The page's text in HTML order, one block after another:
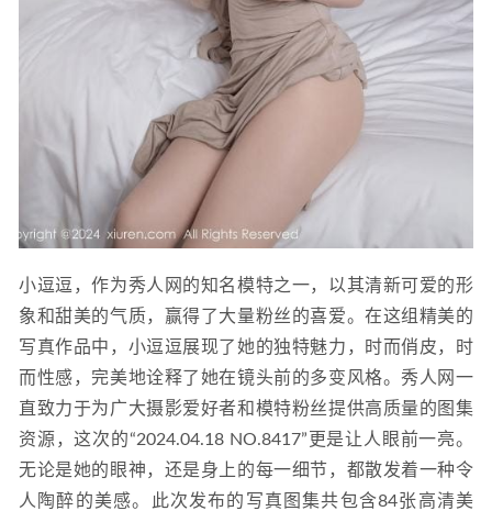
小逗逗，作为秀人网的知名模特之一，以其清新可爱的形
象和甜美的气质，赢得了大量粉丝的喜爱。在这组精美的
写真作品中，小逗逗展现了她的独特魅力，时而俏皮，时
而性感，完美地诠释了她在镜头前的多变风格。秀人网一
直致力于为广大摄影爱好者和模特粉丝提供高质量的图集
资源，这次的“2024.04.18 NO.8417”更是让人眼前一亮。
无论是她的眼神，还是身上的每一细节，都散发着一种令
人陶醉的美感。此次发布的写真图集共包含84张高清美